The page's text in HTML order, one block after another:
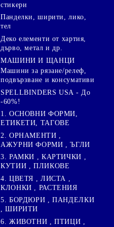
стикери
Панделки, ширити, лико,
тел
Деко елементи от хартия,
дърво, метал и др.
МАШИНИ И ЩАНЦИ
Машини за рязане/релеф,
подвързване и консумативи
SPELLBINDERS USA - До
-60%!
1. ОСНОВНИ ФОРМИ,
ЕТИКЕТИ, ТАГОВЕ
2. ОРНАМЕНТИ ,
АЖУРНИ ФОРМИ , ЪГЛИ
3. РАМКИ , КАРТИЧКИ ,
КУТИИ , ПЛИКОВЕ
4. ЦВЕТЯ , ЛИСТА ,
КЛОНКИ , РАСТЕНИЯ
5. БОРДЮРИ , ПАНДЕЛКИ
, ШИРИТИ
6. ЖИВОТНИ , ПТИЦИ ,